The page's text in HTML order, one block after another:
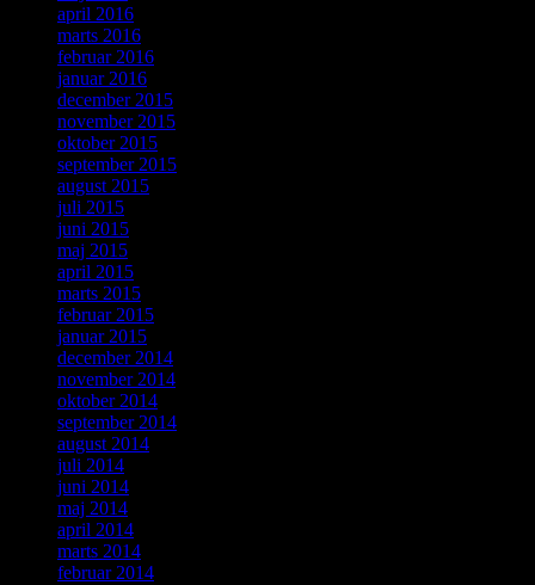
april 2016
marts 2016
februar 2016
januar 2016
december 2015
november 2015
oktober 2015
september 2015
august 2015
juli 2015
juni 2015
maj 2015
april 2015
marts 2015
februar 2015
januar 2015
december 2014
november 2014
oktober 2014
september 2014
august 2014
juli 2014
juni 2014
maj 2014
april 2014
marts 2014
februar 2014